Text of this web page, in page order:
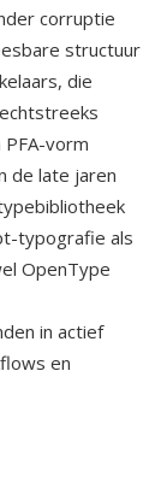
corruptie
structuur
die
vorm
de late jaren
typografie als
OpenType
in actief
en